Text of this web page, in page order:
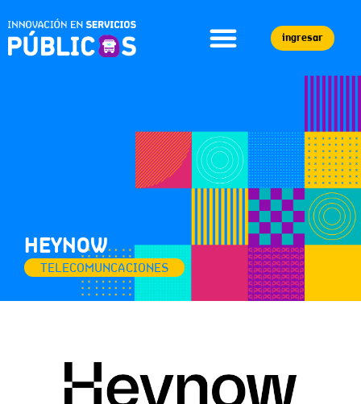
ingresar
HEYNOW
TELECOMUNCACIONES